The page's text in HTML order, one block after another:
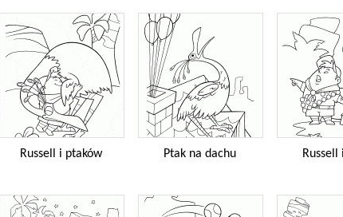
Russell i ptaków Ptak na dachu Russell